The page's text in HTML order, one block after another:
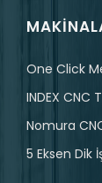
One Click
INDEX CNC
Nomura
5 Eksen Dik